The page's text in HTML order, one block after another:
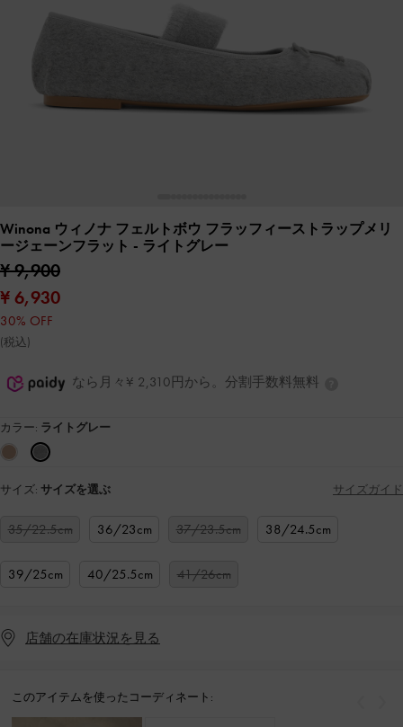
Winona ウィノナ フェルトボウ フラッフィーストラップメリ
ージェーンフラット - ライトグレー
¥ 9,900
¥ 6,930
30% OFF
(税込)
なら月々¥ 2,310円から。分割手数料無料
カラー: ライトグレー
サイズ: サイズを選ぶ サイズガイド
35/22.5cm 36/23cm 37/23.5cm 38/24.5cm
39/25cm 40/25.5cm 41/26cm
店舗の在庫状況を見る
このアイテムを使ったコーディネート: